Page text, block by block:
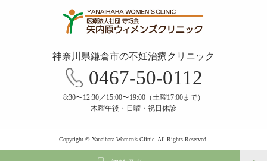
神奈川県鎌倉市の不妊治療クリニック
0467-50-0112
8:30〜12:30／15:00〜19:00（土曜17:00まで）
木曜午後・日曜・祝日休診
Copyright © Yanaihara Women’s Clinic. All Rights Reserved.